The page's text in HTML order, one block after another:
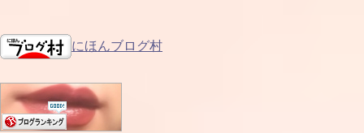
にほんブログ村